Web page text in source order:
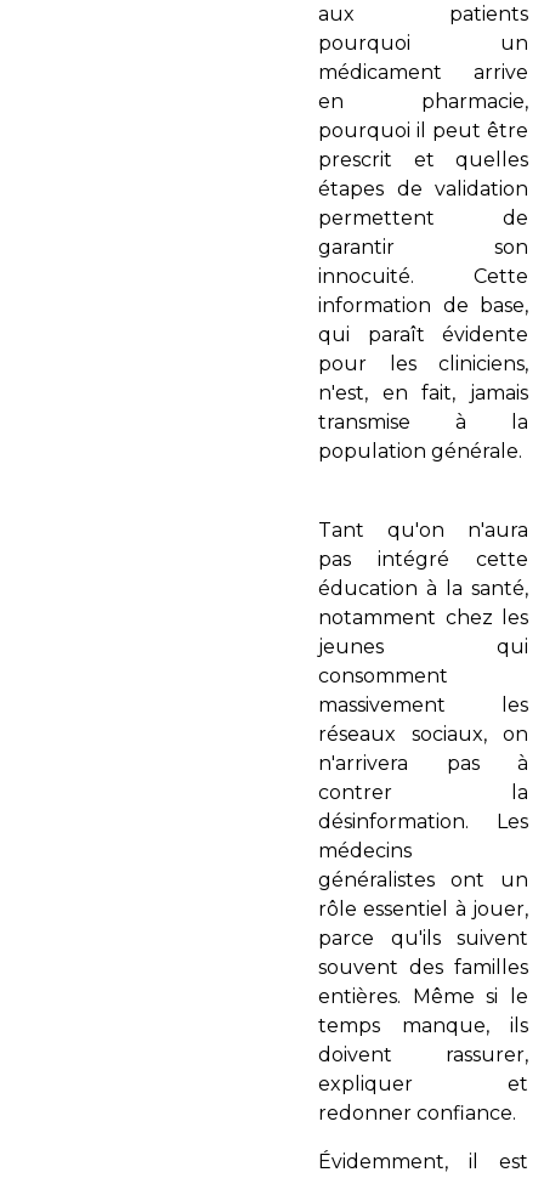
aux patients
pourquoi un
médicament arrive
en pharmacie,
pourquoi il peut être
prescrit et quelles
étapes de validation
permettent de
garantir son
innocuité. Cette
information de base,
qui paraît évidente
pour les cliniciens,
n'est, en fait, jamais
transmise à la
population générale.
Tant qu'on n'aura
pas intégré cette
éducation à la santé,
notamment chez les
jeunes qui
consomment
massivement les
réseaux sociaux, on
n'arrivera pas à
contrer la
désinformation. Les
médecins
généralistes ont un
rôle essentiel à jouer,
parce qu'ils suivent
souvent des familles
entières. Même si le
temps manque, ils
doivent rassurer,
expliquer et
redonner confiance.
Évidemment, il est